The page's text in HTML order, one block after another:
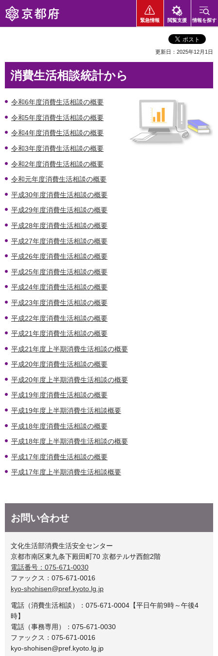
京都府
緊急情報 閲覧支援 情報を探す
更新日：2025年12月1日
消費生活相談統計から
令和6年度消費生活相談の概要
令和5年度消費生活相談の概要
令和4年度消費生活相談の概要
令和3年度消費生活相談の概要
令和2年度消費生活相談の概要
令和元年度消費生活相談の概要
平成30年度消費生活相談の概要
平成29年度消費生活相談の概要
平成28年度消費生活相談の概要
平成27年度消費生活相談の概要
平成26年度消費生活相談の概要
平成25年度消費生活相談の概要
平成24年度消費生活相談の概要
平成23年度消費生活相談の概要
平成22年度消費生活相談の概要
平成21年度消費生活相談の概要
平成21年度上半期消費生活相談の概要
平成20年度消費生活相談の概要
平成20年度上半期消費生活相談の概要
平成19年度消費生活相談の概要
平成19年度上半期消費生活相談概要
平成18年度消費生活相談の概要
平成18年度上半期消費生活相談の概要
平成17年度消費生活相談の概要
平成17年度上半期消費生活相談概要
お問い合わせ
文化生活部消費生活安全センター
京都市南区東九条下殿田町70 京都テルサ西館2階
電話番号：075-671-0030
ファックス：075-671-0016
kyo-shohisen@pref.kyoto.lg.jp
電話（消費生活相談）：075-671-0004【平日午前9時～午後4
時】
電話（事務専用）：075-671-0030
ファックス：075-671-0016
kyo-shohisen@pref.kyoto.lg.jp